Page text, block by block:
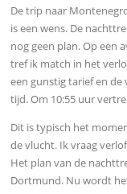
De trip naar
is een wens. De
nog geen plan. Op een
tref ik match in het
een gunstig tarief en de
tijd. Om 10:55 uur
Dit is typisch het
de vlucht. Ik vraag
Het plan van de
Dortmund. Nu wordt